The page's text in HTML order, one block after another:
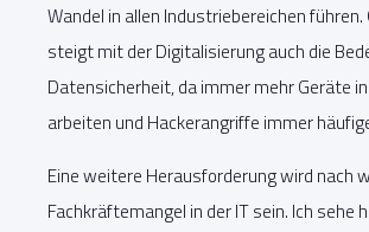
Wandel in allen Industriebereichen
steigt mit der Digitalisierung auch die
Datensicherheit, da immer mehr Geräte
arbeiten und Hackerangriffe immer
Eine weitere Herausforderung wird nach
Fachkräftemangel in der IT sein. Ich sehe